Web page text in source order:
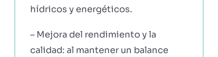
hídricos y energéticos.
– Mejora del rendimiento y la
calidad: al mantener un balance